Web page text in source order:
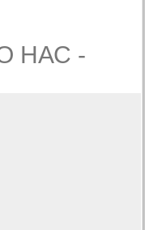
НАС -